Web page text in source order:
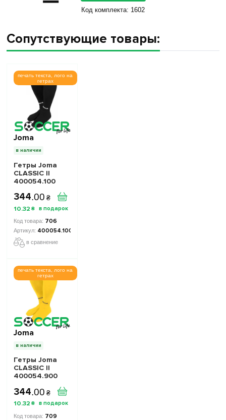
Код комплекта: 1602
Сопутствующие товары:
печать текста, лого на
гетрах
Joma
в наличии
Гетры Joma
CLASSIC II
400054.100
344.00 ₴
10.32 ₴
706
400054.100
в сравнение
печать текста, лого на
гетрах
Joma
в наличии
Гетры Joma
CLASSIC II
400054.900
344.00 ₴
10.32 ₴
709